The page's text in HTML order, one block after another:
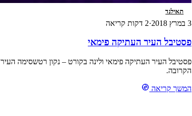
תאילנד
3 במרץ 2018 ·2 דקות קריאה
פסטיבל העיר העתיקה פימאי
פסטיבל העיר העתיקה פימאי ולינה בקורט – נקון רטשסימה העיר
הקרובה.
המשך קריאה